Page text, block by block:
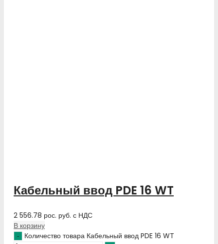
Кабельный ввод PDE 16 WT
2 556.78 рос. руб. с НДС
В корзину
Количество товара Кабельный ввод PDE 16 WT